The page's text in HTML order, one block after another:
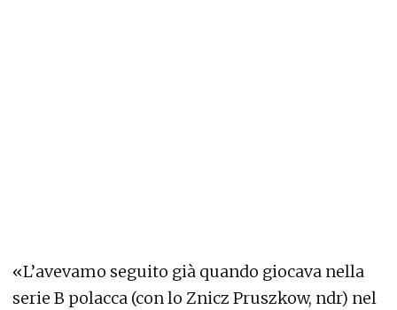
«L’avevamo seguito già quando giocava nella
serie B polacca (con lo Znicz Pruszkow, ndr) nel